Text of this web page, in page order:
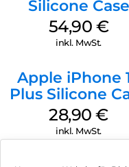
Silicone Case
MagSafe Black
54,90 €
inkl. MwSt.
Apple iPhone
Plus Silicone
MagSafe Black
28,90€
inkl. MwSt.